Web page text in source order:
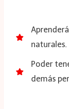
naturales.
Poder
demás